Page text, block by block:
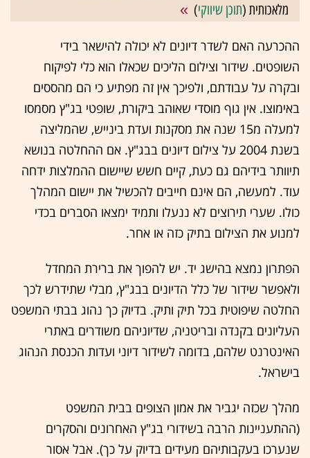
מלאכותית (תוכן שיווקי)
ההכרעה האם לשדר דיונים לא יכולה להישאר בידי
השופטים. שידור וצילום הליכים שכאלו הוא כלי לפיקוח
ובקרה על עבודתם, ולפיכך אין זה מפתיע כי הם מהססים
באימוצו. אין גוף מוסדי שאוהב ביקורת, שופטי בג"ץ מסמסו
למעלה מ15 שנה את מסקנות ועדת בינייש, שהמליצה
בשנת 2004 על צילום דיונים בבג"ץ. אם ההחלטה בנושא
תיוותר בידיהם גם כעת, קיים חשש שיישום ההמלצות ידחה
עוד. למעשה, הם אינם חייבים להכשיל את יישום המהלך
כולו. שערי תירוצים לא ננעלו ותמיד ימצאו הסברים בכדי
למנוע את הצילום בתיק כזה או אחר.
הפתרון נמצא בהישג יד. יש להפוך את ברירת המחדל
ולאפשר שידור של כלל הדיונים בבג"ץ, מבלי שתידרש לכך
החלטה שיפוטית בכל תיק ותיק. בדיוק כך נהוג בבתי המשפט
העליונים בקנדה ובריטניה, שדיוניהם משודרים באתרי
האינטרנט שלהם, בדומה לשידור דיוני ועדות הכנסת הנהוג
בישראל.
מהלך שכזה יגביר את אמון הצופים בבית המשפט
(ההתעניינות הרבה בשידורי בג"ץ האחרונים והסקרים
שנערכו בעקבותיהם מעידים בדיוק על כך). אבל אסור